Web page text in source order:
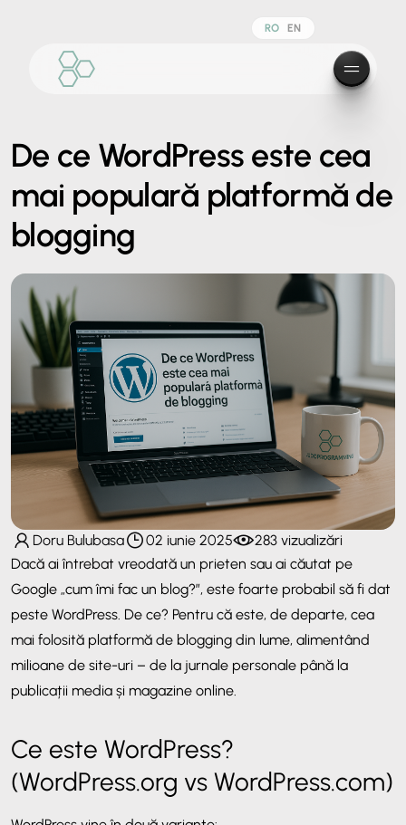
RO EN
De ce WordPress este cea
mai populară platformă de
blogging
Doru Bulubasa 02 iunie 2025
283 vizualizări
Dacă ai întrebat vreodată un prieten sau ai căutat pe
Google „cum îmi fac un blog?”, este foarte probabil să fi dat
peste WordPress. De ce? Pentru că este, de departe, cea
mai folosită platformă de blogging din lume, alimentând
milioane de site-uri – de la jurnale personale până la
publicații media și magazine online.
Ce este WordPress?
(WordPress.org vs WordPress.com)